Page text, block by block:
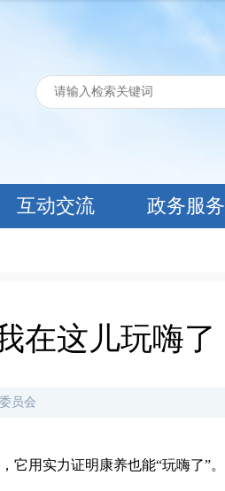
互动交流 政务服务
在这儿玩嗨了
员会
用实力证明康养也能“玩嗨了”。